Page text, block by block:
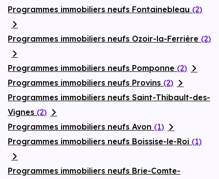
Programmes immobiliers neufs Fontainebleau (2)
Programmes immobiliers neufs Ozoir-la-Ferrière (2)
Programmes immobiliers neufs Pomponne (2)
Programmes immobiliers neufs Provins (2)
Programmes immobiliers neufs Saint-Thibault-des-
Vignes (2)
Programmes immobiliers neufs Avon (1)
Programmes immobiliers neufs Boissise-le-Roi (1)
Programmes immobiliers neufs Brie-Comte-